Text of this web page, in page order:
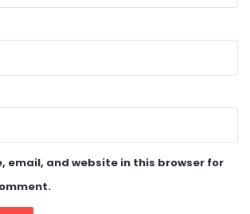
email, and website in this browser for